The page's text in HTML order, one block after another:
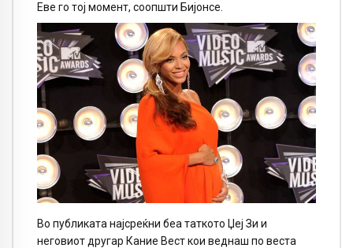
Еве го тој момент, соопшти Бијонсе.
Во публиката најсреќни беа таткото Џеј Зи и
неговиот другар Кание Вест кои веднаш по веста